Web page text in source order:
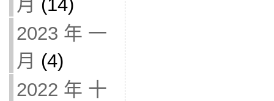
月 (14)
2023 年 一
月 (4)
2022 年 十